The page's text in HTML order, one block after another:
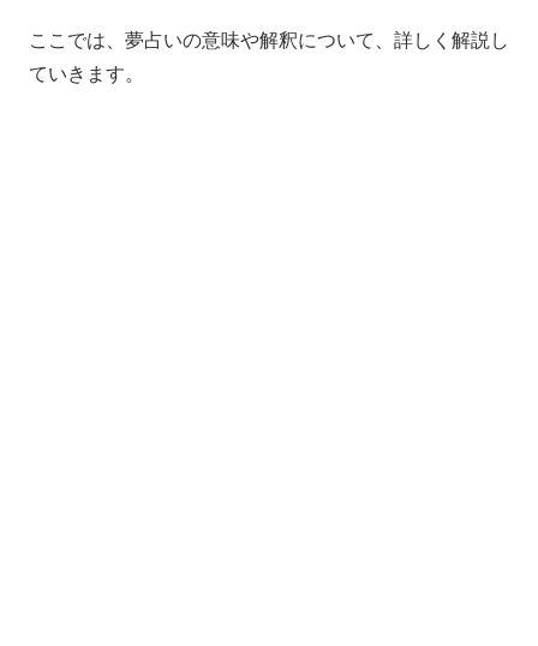
ここでは、夢占いの意味や解釈について、詳しく解説し
ていきます。